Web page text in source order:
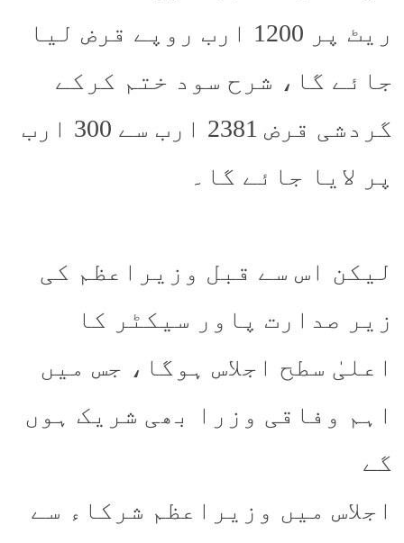
ریٹ پر 1200 ارب روپے قرض لیا
جائے گا، شرح سود ختم کرکے
گردشی قرض 2381 ارب سے 300 ارب
پر لایا جائے گا۔
لیکن اس سے قبل وزیراعظم کی
زیر صدارت پاور سیکٹر کا
اعلیٰ سطح اجلاس ہوگا، جس میں
اہم وفاقی وزرا بھی شریک ہوں
گے
اجلاس میں وزیراعظم شرکاء سے